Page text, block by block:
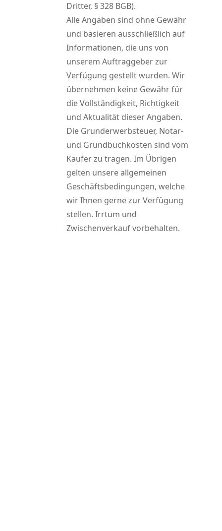
Dritter, § 328 BGB).
Alle Angaben sind ohne Gewähr
und basieren ausschließlich auf
Informationen, die uns von
unserem Auftraggeber zur
Verfügung gestellt wurden. Wir
übernehmen keine Gewähr für
die Vollständigkeit, Richtigkeit
und Aktualität dieser Angaben.
Die Grunderwerbsteuer, Notar-
und Grundbuchkosten sind vom
Käufer zu tragen. Im Übrigen
gelten unsere allgemeinen
Geschäftsbedingungen, welche
wir Ihnen gerne zur Verfügung
stellen. Irrtum und
Zwischenverkauf vorbehalten.